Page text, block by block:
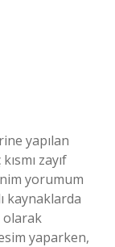
yapılan
zayıf
yorumum
kaynaklarda
olarak
yaparken,